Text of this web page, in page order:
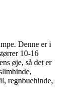
Denne er i
10-16
øje, så det er
regnbuehinde,